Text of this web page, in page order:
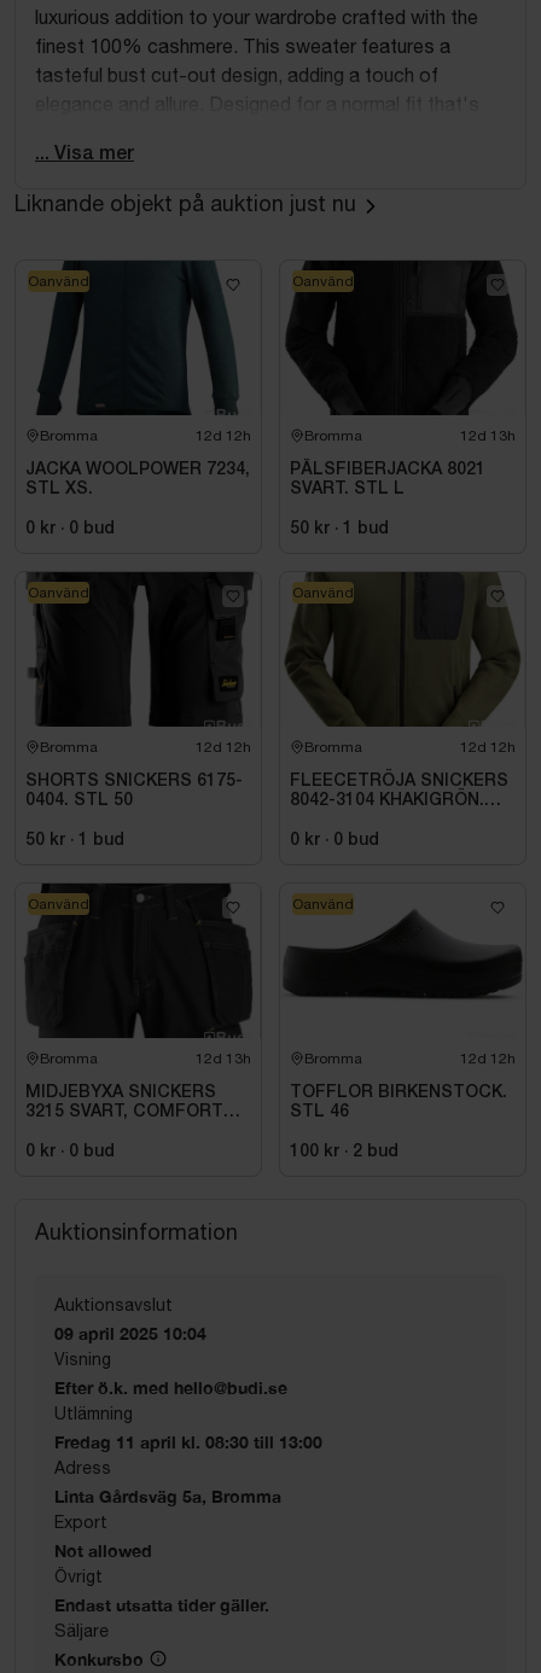
luxurious addition to your wardrobe crafted with the
finest 100% cashmere. This sweater features a
tasteful bust cut-out design, adding a touch of
elegance and allure. Designed for a normal fit that's
style. The crewneck design ensures a classic and
timeless look, while the fully fashioned finishings
guarantee high-quality craftsmanship and durability.
... Visa mer
Liknande objekt på auktion just nu
Bromma 12d 12h
JACKA WOOLPOWER 7234,
STL XS.
0 kr · 0 bud
Oanvänd
Bromma 12d 13h
PÄLSFIBERJACKA 8021
SVART. STL L
50 kr · 1 bud
Oanvänd
Bromma 12d 12h
SHORTS SNICKERS 6175-
0404. STL 50
50 kr · 1 bud
Oanvänd
Bromma 12d 12h
FLEECETRÖJA SNICKERS
8042-3104 KHAKIGRÖN.
0 kr · 0 bud
Oanvänd
Bromma 12d 13h
MIDJEBYXA SNICKERS
3215 SVART, COMFORT
0 kr · 0 bud
Oanvänd
Bromma 12d 12h
TOFFLOR BIRKENSTOCK.
STL 46
100 kr · 2 bud
Oanvänd
Auktionsinformation
Auktionsavslut
09 april 2025 10:04
Visning
Efter ö.k. med hello@budi.se
Utlämning
Fredag 11 april kl. 08:30 till 13:00
Adress
Linta Gårdsväg 5a, Bromma
Export
Not allowed
Övrigt
Endast utsatta tider gäller.
Säljare
Konkursbo